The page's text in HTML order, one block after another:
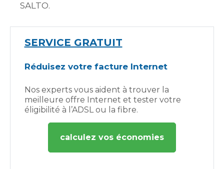
SALTO.
SERVICE GRATUIT
Réduisez votre facture Internet
Nos experts vous aident à trouver la
meilleure offre Internet et tester votre
éligibilité à l’ADSL ou la fibre.
calculez vos économies